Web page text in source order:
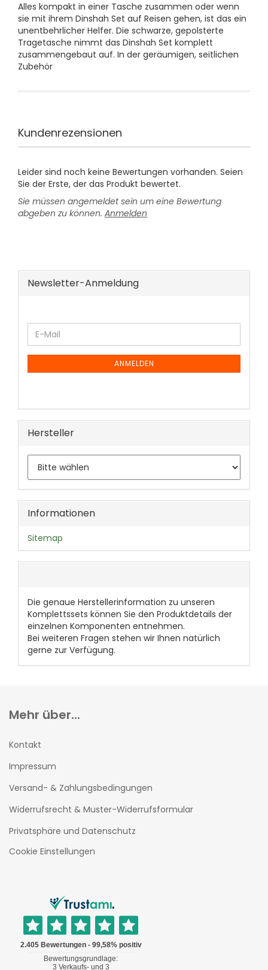
Alles kompakt in einer Tasche zusammen oder wenn
sie mit ihrem Dinshah Set auf Reisen gehen, ist das ein
unentbehrlicher Helfer. Die schwarze, gepolsterte
Tragetasche nimmt das Dinshah Set komplett
zusammengebaut auf. In der geräumigen, seitlichen
Zubehör
Kundenrezensionen
Leider sind noch keine Bewertungen vorhanden. Seien
Sie der Erste, der das Produkt bewertet.
Sie müssen angemeldet sein um eine Bewertung
abgeben zu können. Anmelden
Newsletter-Anmeldung
WEITER
ZUR
NEWSLETTER-
E-
Mail
ANMELDEN
Hersteller
Informationen
Sitemap
Die genaue Herstellerinformation zu unseren
Komplettssets können Sie den Produktdetails der
einzelnen Komponenten entnehmen.
Bei weiteren Fragen stehen wir Ihnen natürlich
gerne zur Verfügung.
Mehr über...
Kontakt
Impressum
Versand- & Zahlungsbedingungen
Widerrufsrecht & Muster-Widerrufsformular
Privatsphäre und Datenschutz
Cookie Einstellungen